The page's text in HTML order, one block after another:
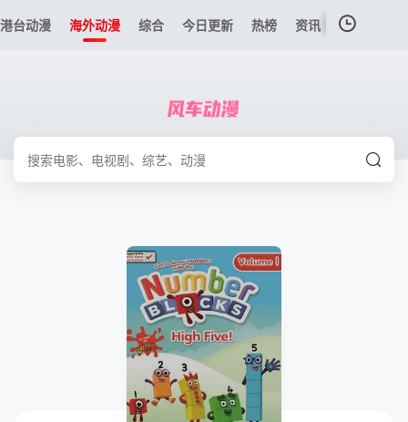
港台动漫 海外动漫 综合 今日更新 热榜 资讯